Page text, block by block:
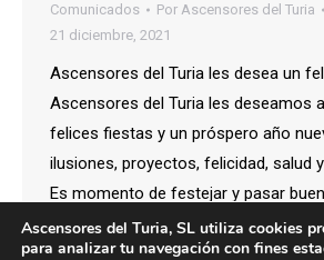
Comunicados Por Ascensores del Turia
21 diciembre, 2021
Ascensores del Turia les desea un
Ascensores del Turia les deseamos
felices fiestas y un próspero año
ilusiones, proyectos, felicidad, salud
Es momento de festejar y pasar
con la familia, especialmente en una
señaladas. De parte de todo el…
Ascensores del Turia, SL utiliza cookies
para analizar tu navegación con fines